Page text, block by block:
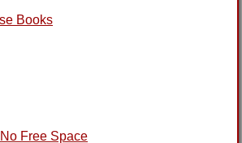
Books
Free Space